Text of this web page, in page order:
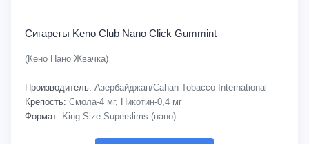
Сигареты Keno Club Nano Click Gummint
(Кено Нано Жвачка)
Производитель: Азербайджан/Cahan Tobacco International
Крепость: Смола-4 мг, Никотин-0,4 мг
Формат: King Size Superslims (нано)